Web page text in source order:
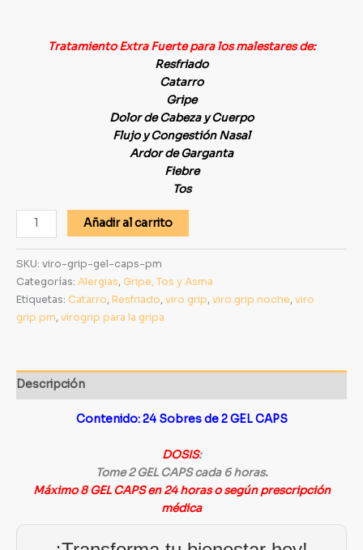
Tratamiento Extra Fuerte para los malestares de:
Resfriado
Catarro
Gripe
Dolor de Cabeza y Cuerpo
Flujo y Congestión Nasal
Ardor de Garganta
Fiebre
Tos
Añadir al carrito
SKU: viro-grip-gel-caps-pm
Categorías: Alergias, Gripe, Tos y Asma
Etiquetas: Catarro, Resfriado, viro grip, viro grip noche, viro
grip pm, virogrip para la gripa
Descripción
Contenido: 24 Sobres de 2 GEL CAPS
DOSIS:
Tome 2 GEL CAPS cada 6 horas.
Máximo 8 GEL CAPS en 24 horas o según prescripción
médica